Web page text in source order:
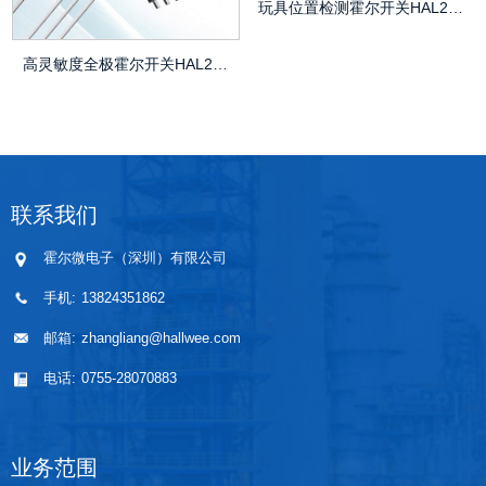
玩具位置检测霍尔开关HAL2041
联系我们
霍尔微电子（深圳）有限公司
手机: 13824351862
邮箱: zhangliang@hallwee.com
电话: 0755-28070883
业务范围